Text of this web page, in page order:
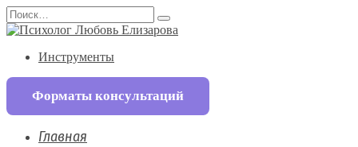
Перейти
к
Search
for:
Инструменты
Форматы консультаций
Главная